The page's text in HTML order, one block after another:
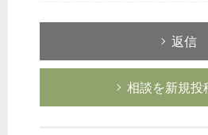
返信
相談を新規投